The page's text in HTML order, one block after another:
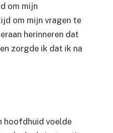
om mijn
om mijn vragen te
herinneren dat
zorgde ik dat ik na
hoofdhuid voelde